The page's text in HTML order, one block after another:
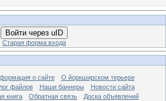
Войти через uID
Старая форма входа
о сайте
О йоркширском терьере
файлов Наши баннеры
Новости сайта
книга Обратная связь
Доска объявлений